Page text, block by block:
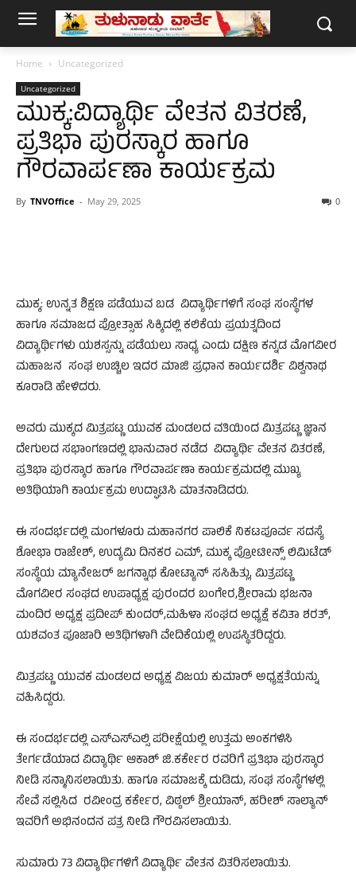
Home Uncategorized
Uncategorized
ಮುಕ್ಕ:ವಿದ್ಯಾರ್ಥಿ ವೇತನ ವಿತರಣೆ,
ಪ್ರತಿಭಾ ಪುರಸ್ಕಾರ ಹಾಗೂ
ಗೌರವಾಪ೯ಣಾ ಕಾರ್ಯಕ್ರಮ
By TNVOffice - May 29, 2025 0
ಮುಕ್ಕ: ಉನ್ನತ ಶಿಕ್ಷಣ ಪಡೆಯುವ ಬಡ ವಿದ್ಯಾರ್ಥಿಗಳಿಗೆ ಸಂಘ ಸಂಸ್ಥೆಗಳ
ಹಾಗೂ ಸಮಾಜದ ಪ್ರೋತ್ಸಾಹ ಸಿಕ್ಕಿದಲ್ಲಿ ಕಲಿಕೆಯ ಪ್ರಯತ್ನದಿಂದ
ವಿದ್ಯಾರ್ಥಿಗಳು ಯಶಸ್ಸನ್ನು ಪಡೆಯಲು ಸಾಧ್ಯ ಎಂದು ದಕ್ಷಿಣ ಕನ್ನಡ ಮೊಗವೀರ
ಮಹಾಜನ ಸಂಘ ಉಚ್ಚಿಲ ಇದರ ಮಾಜಿ ಪ್ರಧಾನ ಕಾರ್ಯದರ್ಶಿ ವಿಶ್ವನಾಥ
ಕೂರಾಡಿ ಹೇಳಿದರು.
ಅವರು ಮುಕ್ಕದ ಮಿತ್ರಪಟ್ಣ ಯುವಕ ಮಂಡಲದ ವತಿಯಿಂದ ಮಿತ್ರಪಟ್ಣ ಜ್ಞಾನ
ದೇಗುಲದ ಸಭಾಂಗಣದಲ್ಲಿ ಭಾನುವಾರ ನಡೆದ ವಿದ್ಯಾರ್ಥಿ ವೇತನ ವಿತರಣೆ,
ಪ್ರತಿಭಾ ಪುರಸ್ಕಾರ ಹಾಗೂ ಗೌರವಾಪ೯ಣಾ ಕಾರ್ಯಕ್ರಮದಲ್ಲಿ ಮುಖ್ಯ
ಅತಿಥಿಯಾಗಿ ಕಾರ್ಯಕ್ರಮ ಉದ್ಘಾಟಿಸಿ ಮಾತನಾಡಿದರು.
ಈ ಸಂದರ್ಭದಲ್ಲಿ ಮಂಗಳೂರು ಮಹಾನಗರ ಪಾಲಿಕೆ ನಿಕಟಪೂರ್ವ ಸದಸ್ಯೆ
ಶೋಭಾ ರಾಜೇಶ್, ಉದ್ಯಮಿ ದಿನಕರ ಎಮ್, ಮುಕ್ಕ ಪ್ರೋಟೀನ್ಸ್ ಲಿಮಿಟೆಡ್‌
ಸಂಸ್ಥೆಯ ಮ್ಯಾನೇಜರ್ ಜಗನ್ನಾಥ ಕೋಟ್ಯಾನ್ ಸಸಿಹಿತ್ಲು, ಮಿತ್ರಪಟ್ಣ
ಮೊಗವೀರ ಸಂಘದ ಉಪಾಧ್ಯಕ್ಷ ಪುರಂದರ ಬಂಗೇರ,ಶ್ರೀರಾಮ ಭಜನಾ
ಮಂದಿರ ಅಧ್ಯಕ್ಷ ಪ್ರದೀಪ್ ಕುಂದರ್,ಮಹಿಳಾ ಸಂಘದ ಅಧ್ಯಕ್ಷೆ ಕವಿತಾ ಶರತ್,
ಯಶವಂತ ಪೂಜಾರಿ ಅತಿಥಿಗಳಾಗಿ ವೇದಿಕೆಯಲ್ಲಿ ಉಪಸ್ಥಿತರಿದ್ದರು.
ಮಿತ್ರಪಟ್ಣ ಯುವಕ ಮಂಡಲದ ಅಧ್ಯಕ್ಷ ವಿಜಯ ಕುಮಾರ್ ಅಧ್ಯಕ್ಷತೆಯನ್ನು
ವಹಿಸಿದ್ದರು.
ಈ ಸಂದರ್ಭದಲ್ಲಿ ಎಸ್ಎಸ್ಎಲ್ಸಿ ಪರೀಕ್ಷೆಯಲ್ಲಿ ಉತ್ತಮ ಅಂಕಗಳಿಸಿ
ತೇಗ೯ಡೆಯಾದ ವಿದ್ಯಾರ್ಥಿ ಆಕಾಶ್ ಜಿ.ಕರ್ಕೇರ ರವರಿಗೆ ಪ್ರತಿಭಾ ಪುರಸ್ಕಾರ
ನೀಡಿ ಸನ್ಮಾನಿಸಲಾಯಿತು. ಹಾಗೂ ಸಮಾಜಕ್ಕೆ ದುಡಿದು, ಸಂಘ ಸಂಸ್ಥೆಗಳಲ್ಲಿ
ಸೇವೆ ಸಲ್ಲಿಸಿದ ರವೀಂದ್ರ ಕರ್ಕೇರ, ವಿಠ್ಠಲ್ ಶ್ರೀಯಾನ್, ಹರೀಶ್ ಸಾಲ್ಯಾನ್
ಇವರಿಗೆ ಅಭಿನಂದನ ಪತ್ರ ನೀಡಿ ಗೌರವಿಸಲಾಯಿತು.
ಸುಮಾರು 73 ವಿದ್ಯಾರ್ಥಿಗಳಿಗೆ ವಿದ್ಯಾರ್ಥಿ ವೇತನ ವಿತರಿಸಲಾಯಿತು.